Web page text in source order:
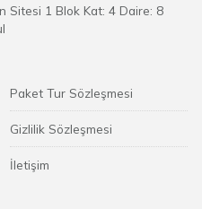
Sitesi 1 Blok Kat: 4 Daire: 8
Paket Tur Sözleşmesi
Gizlilik Sözleşmesi
İletişim